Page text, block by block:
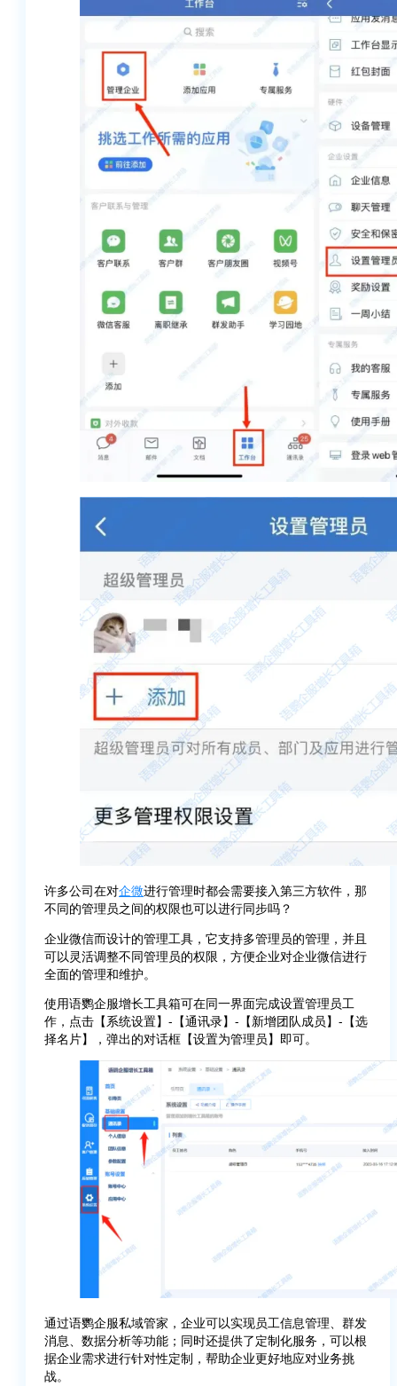
许多公司在对企微进行管理时都会需要接入第三方软件，那
不同的管理员之间的权限也可以进行同步吗？
企业微信而设计的管理工具，它支持多管理员的管理，并且
可以灵活调整不同管理员的权限，方便企业对企业微信进行
全面的管理和维护。
使用语鹦企服增长工具箱可在同一界面完成设置管理员工
作，点击【系统设置】-【通讯录】-【新增团队成员】-【选
择名片】，弹出的对话框【设置为管理员】即可。
通过语鹦企服私域管家，企业可以实现员工信息管理、群发
消息、数据分析等功能；同时还提供了定制化服务，可以根
据企业需求进行针对性定制，帮助企业更好地应对业务挑
战。